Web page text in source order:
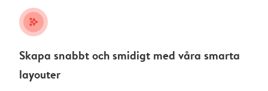
stars_plus
Skapa snabbt och smidigt med våra smarta
layouter